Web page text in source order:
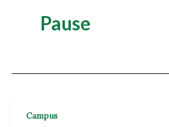
Pause
Campus